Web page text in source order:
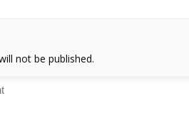
not be published.